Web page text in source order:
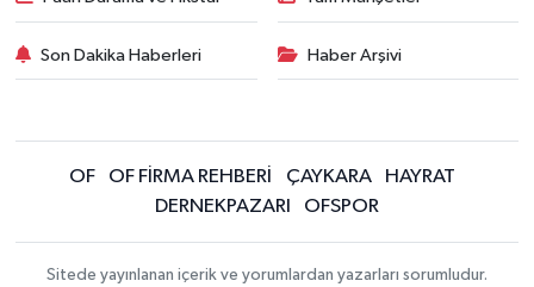
Son Dakika Haberleri Haber Arşivi
OF OF FİRMA REHBERİ ÇAYKARA
HAYRAT
DERNEKPAZARI
OFSPOR
Sitede yayınlanan içerik ve yorumlardan yazarları sorumludur.